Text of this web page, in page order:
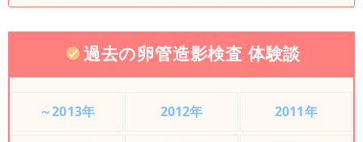
過去の卵管造影検査 体験談
～2013年 2012年 2011年